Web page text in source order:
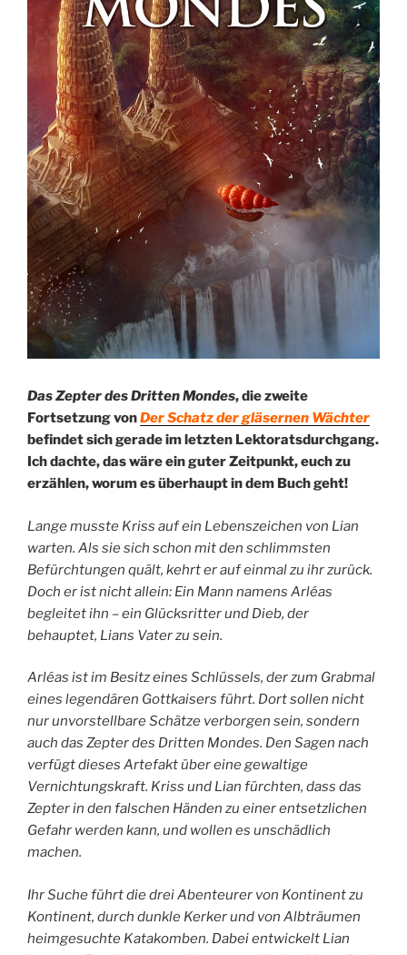
Das Zepter des Dritten Mondes, die zweite
Fortsetzung vonDer Schatz der gläsernen Wächter
befindet sich gerade im letzten Lektoratsdurchgang.
Ich dachte, das wäre ein guter Zeitpunkt, euch zu
erzählen, worum es überhaupt in dem Buch geht!
Lange musste Kriss auf ein Lebenszeichen von Lian
warten. Als sie sich schon mit den schlimmsten
Befürchtungen quält, kehrt er auf einmal zu ihr zurück.
Doch er ist nicht allein: Ein Mann namens Arléas
begleitet ihn – ein Glücksritter und Dieb, der
behauptet, Lians Vater zu sein.
Arléas ist im Besitz eines Schlüssels, der zum Grabmal
eines legendären Gottkaisers führt. Dort sollen nicht
nur unvorstellbare Schätze verborgen sein, sondern
auch das Zepter des Dritten Mondes. Den Sagen nach
verfügt dieses Artefakt über eine gewaltige
Vernichtungskraft. Kriss und Lian fürchten, dass das
Zepter in den falschen Händen zu einer entsetzlichen
Gefahr werden kann, und wollen es unschädlich
machen.
Ihr Suche führt die drei Abenteurer von Kontinent zu
Kontinent, durch dunkle Kerker und von Albträumen
heimgesuchte Katakomben. Dabei entwickelt Lian